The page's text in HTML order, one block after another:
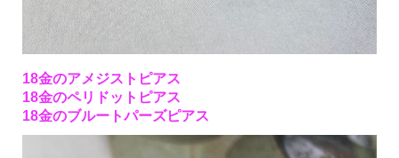
18金のアメジストピアス
18金のペリドットピアス
18金のブルートパーズピアス